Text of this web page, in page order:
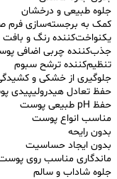
جلوه طبیعی و درخشان
کمک به برجسته‌سازی فرم
یکنواخت‌کننده رنگ و
جذب‌کننده چربی اضافی
تنظیم‌کننده ترشح سبوم
جلوگیری از خشکی و
حفظ تعادل هیدرولیپیدی
حفظ pH طبیعی پوست
مناسب انواع پوست
بدون رایحه
بدون ایجاد حساسیت
ماندگاری مناسب روی
جلوه شاداب و سالم